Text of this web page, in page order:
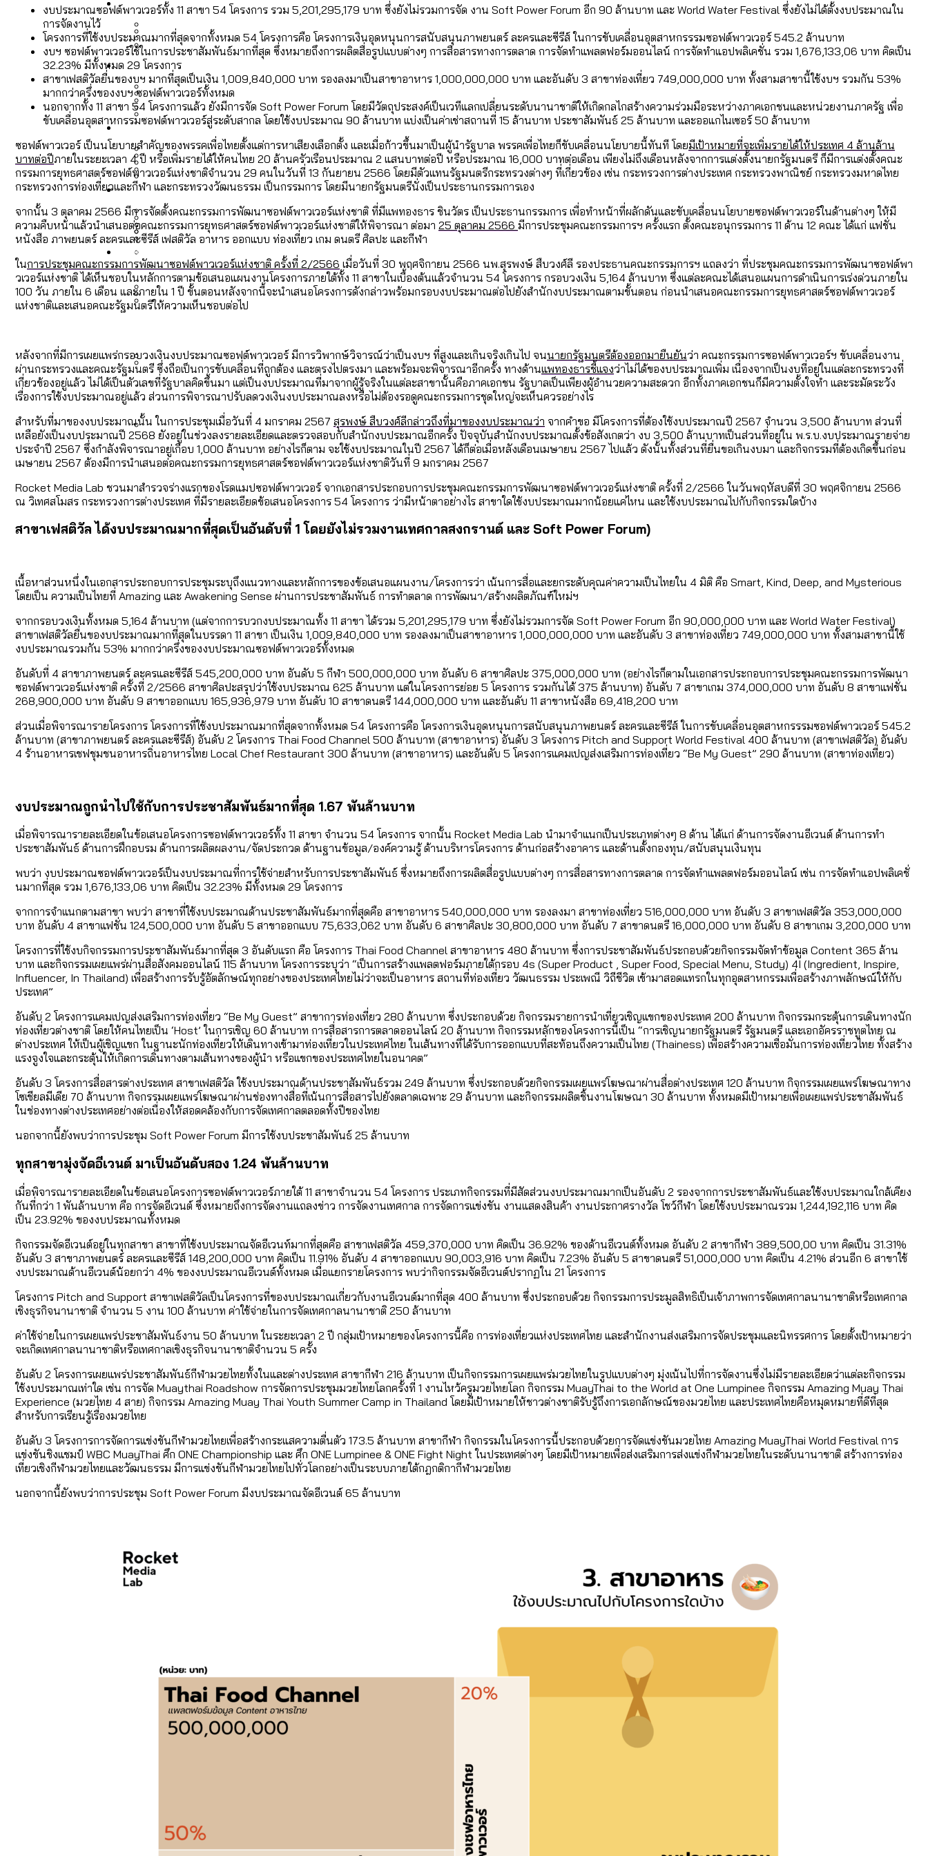
สมุดจดการบ้าน ส.ก. 2569 : แต่ละเขตมีปัญหาอะไรที่ ส.ก. ต้องทำการบ้าน
Vote62 ขอบคุณประชาชนที่ร่วมสังเกตการณ์การเลือกตั้งชวนคุยกันถึงบทเรียนที่เราได้รับจากเลือกตั้ง กรุงเทพฯ – พัทยา
กทม. มีอำนาจแค่ไหน ในการแก้ปัญหาให้คนที่อาศัยอยู่ในกรุงเทพฯ
ขยะมูลฝอย 2568 [ข้อมูลดิบ]
ขยะของคน กทม. ที่ยังถูกนำไปทิ้งที่ ฉะเชิงเทรา นครปฐม และล่าสุดที่กาญจนบุรี
งบระบายน้ำ-ป้องกันน้ำท่วม 4 ปี (2566-2569) ของ กทม. ในยุคชัชชาติ ลงเขตไหน ทำอะไรบ้าง
สำรวจ Hate Speech ที่ถูกผลิตซ้ำผ่านวิดีโอ AI ในช่วงความขัดแย้งไทย-กัมพูชา [ข้อมูลดิบ]
ความเกลียดชังที่ขายได้ : สำรวจ Hate Speech ที่ถูกผลิตซ้ำผ่านวิดีโอ AI ในช่วงความขัดแย้งไทย-กัมพูชา
กรุงเทพฯ เมืองคอนเสิร์ต : สำรวจคอนเสิร์ตและแฟนมีตติ้งในไทยจำนวน 526 งาน ตั้งแต่ปี 2023-2024
ปีนกำแพงส่องซีรีส์จีน: จีนส่งออกภาพลักษณ์แบบไหนสู่สายตาโลก
เมกะโปรเจ็กต์ของ กทม. ในช่วงที่มีการใช้งบคาบเกี่ยวในยุคชัชชาติ มีอะไร ใช้งบแค่ไหน
ค่าฝุ่นในกรุงเทพฯ 2025 เทียบกับจำนวนควันบุหรี่ที่เข้าปอด [ข้อมูลดิบ]
สำรวจเศรษฐกิจในกรุงเทพฯ ผ่าน Bangkok Index 2025
สำรวจงบประมาณรายเขตในกรุงเทพฯ ผ่าน Bangkok Index 2025
Future
สังคมผู้สูงอายุไทย [ข้อมูลดิบ]
สำรวจสังคมผู้สูงอายุไทย : 6 จังหวัดเป็นสังคมสูงวัยระดับสุดยอด และ 64 จังหวัดที่ตายมากกว่าเกิด
กรุงเทพฯ เมืองสังคมผู้สูงอายุ [ข้อมูลดิบ]
Bangkok Index 2025 : อันดับความน่าอยู่ของ 50 เขตในกรุงเทพฯ
Database
สังคมผู้สูงอายุไทย [ข้อมูลดิบ]
สำรวจเหตุไฟไหม้ในกรุงเทพฯ 2568 [ข้อมูลดิบ]
กรุงเทพฯ เมืองสังคมผู้สูงอายุ [ข้อมูลดิบ]
สวนสาธารณะและพื้นที่สีเขียวใน กทม. [ข้อมูลดิบ]
Project
Bangkok Index
Bangkok Index 2022
About Us
งบประมาณซอฟต์พาวเวอร์ทั้ง 11 สาขา 54 โครงการ รวม 5,201,295,179 บาท ซึ่งยังไม่รวมการจัด งาน Soft Power Forum อีก 90 ล้านบาท และ World Water Festival ซึ่งยังไม่ได้ตั้งงบประมาณใน
การจัดงานไว้
โครงการที่ใช้งบประมาณมากที่สุดจากทั้งหมด 54 โครงการคือ โครงการเงินอุดหนุนการสนับสนุนภาพยนตร์ ละครและซีรีส์ ในการขับเคลื่อนอุตสาหกรรรมซอฟต์พาวเวอร์ 545.2 ล้านบาท
งบฯ ซอฟต์พาวเวอร์ใช้ในการประชาสัมพันธ์มากที่สุด ซึ่งหมายถึงการผลิตสื่อรูปแบบต่างๆ การสื่อสารทางการตลาด การจัดทำแพลตฟอร์มออนไลน์ การจัดทำแอปพลิเคชั่น รวม 1,676,133,06 บาท คิดเป็น
32.23% มีทั้งหมด 29 โครงการ
สาขาเฟสติวัลยื่นของบฯ มากที่สุดเป็นเงิน 1,009,840,000 บาท รองลงมาเป็นสาขาอาหาร 1,000,000,000 บาท และอันดับ 3 สาขาท่องเที่ยว 749,000,000 บาท ทั้งสามสาขานี้ใช้งบฯ รวมกัน 53%
มากกว่าครึ่งของงบฯ ซอฟต์พาวเวอร์ทั้งหมด
นอกจากทั้ง 11 สาขา 54 โครงการแล้ว ยังมีการจัด Soft Power Forum โดยมีวัตถุประสงค์เป็นเวทีแลกเปลี่ยนระดับนานาชาติให้เกิดกลไกสร้างความร่วมมือระหว่างภาคเอกชนและหน่วยงานภาครัฐ เพื่อ
ขับเคลื่อนอุตสาหกรรมซอฟต์พาวเวอร์สู่ระดับสากล โดยใช้งบประมาณ 90 ล้านบาท แบ่งเป็นค่าเช่าสถานที่ 15 ล้านบาท ประชาสัมพันธ์ 25 ล้านบาท และออแกไนเซอร์ 50 ล้านบาท
ซอฟต์พาวเวอร์ เป็นนโยบายสำคัญของพรรคเพื่อไทยตั้งแต่การหาเสียงเลือกตั้ง และเมื่อก้าวขึ้นมาเป็นผู้นำรัฐบาล พรรคเพื่อไทยก็ขับเคลื่อนนโยบายนี้ทันที โดยมีเป้าหมายที่จะเพิ่มรายได้ให้ประเทศ 4 ล้านล้าน
บาทต่อปีภายในระยะเวลา 4 ปี หรือเพิ่มรายได้ให้คนไทย 20 ล้านครัวเรือนประมาณ 2 แสนบาทต่อปี หรือประมาณ 16,000 บาทต่อเดือน เพียงไม่ถึงเดือนหลังจากการแต่งตั้งนายกรัฐมนตรี ก็มีการแต่งตั้งคณะ
กรรมการยุทธศาสตร์ซอฟต์พาวเวอร์แห่งชาติจำนวน 29 คนในวันที่ 13 กันยายน 2566 โดยมีตัวแทนรัฐมนตรีกระทรวงต่างๆ ที่เกี่ยวข้อง เช่น กระทรวงการต่างประเทศ กระทรวงพาณิชย์ กระทรวงมหาดไทย
กระทรวงการท่องเที่ยวและกีฬา และกระทรวงวัฒนธรรม เป็นกรรมการ โดยมีนายกรัฐมนตรีนั่งเป็นประธานกรรมการเอง
จากนั้น 3 ตุลาคม 2566 มีการจัดตั้งคณะกรรมการพัฒนาซอฟต์พาวเวอร์แห่งชาติ ที่มีแพทองธาร ชินวัตร เป็นประธานกรรมการ เพื่อทำหน้าที่ผลักดันและขับเคลื่อนนโยบายซอฟต์พาวเวอร์ในด้านต่างๆ ให้มี
ความคืบหน้าแล้วนำเสนอต่อคณะกรรมการยุทธศาสตร์ซอฟต์พาวเวอร์แห่งชาติให้พิจารณา ต่อมา 25 ตุลาคม 2566 มีการประชุมคณะกรรมการฯ ครั้งแรก ตั้งคณะอนุกรรมการ 11 ด้าน 12 คณะ ได้แก่ แฟชั่น
หนังสือ ภาพยนตร์ ละครและซีรีส์ เฟสติวัล อาหาร ออกแบบ ท่องเที่ยว เกม ดนตรี ศิลปะ และกีฬา
ในการประชุมคณะกรรมการพัฒนาซอฟต์พาวเวอร์แห่งชาติ ครั้งที่ 2/2566 เมื่อวันที่ 30 พฤศจิกายน 2566 นพ.สุรพงษ์ สืบวงศ์ลี รองประธานคณะกรรมการฯ แถลงว่า ที่ประชุมคณะกรรมการพัฒนาซอฟต์พา
วเวอร์แห่งชาติ ได้เห็นชอบในหลักการตามข้อเสนอแผนงานโครงการภายใต้ทั้ง 11 สาขาในเบื้องต้นแล้วจำนวน 54 โครงการ กรอบวงเงิน 5,164 ล้านบาท ซึ่งแต่ละคณะได้เสนอแผนการดำเนินการเร่งด่วนภายใน
100 วัน ภายใน 6 เดือน และภายใน 1 ปี ขั้นตอนหลังจากนี้จะนำเสนอโครงการดังกล่าวพร้อมกรอบงบประมาณต่อไปยังสำนักงบประมาณตามขั้นตอน ก่อนนำเสนอคณะกรรมการยุทธศาสตร์ซอฟต์พาวเวอร์
แห่งชาติและเสนอคณะรัฐมนตรีให้ความเห็นชอบต่อไป
หลังจากที่มีการเผยแพร่กรอบวงเงินงบประมาณซอฟต์พาวเวอร์ มีการวิพากษ์วิจารณ์ว่าเป็นงบฯ ที่สูงและเกินจริงเกินไป จนนายกรัฐมนตรีต้องออกมายืนยันว่า คณะกรรมการซอฟต์พาวเวอร์ฯ ขับเคลื่อนงาน
ผ่านกระทรวงและคณะรัฐมนตรี ซึ่งถือเป็นการขับเคลื่อนที่ถูกต้อง และตรงไปตรงมา และพร้อมจะพิจารณาอีกครั้ง ทางด้านแพทองธารชี้แจงว่าไม่ได้ของบประมาณเพิ่ม เนื่องจากเป็นงบที่อยู่ในแต่ละกระทรวงที่
เกี่ยวข้องอยู่แล้ว ไม่ได้เป็นตัวเลขที่รัฐบาลคิดขึ้นมา แต่เป็นงบประมาณที่มาจากผู้รู้จริงในแต่ละสาขานั้นคือภาคเอกชน รัฐบาลเป็นเพียงผู้อำนวยความสะดวก อีกทั้งภาคเอกชนก็มีความตั้งใจทำ และระมัดระวัง
เรื่องการใช้งบประมาณอยู่แล้ว ส่วนการพิจารณาปรับลดวงเงินงบประมาณลงหรือไม่ต้องรอดูคณะกรรมการชุดใหญ่จะเห็นควรอย่างไร
สำหรับที่มาของงบประมาณนั้น ในการประชุมเมื่อวันที่ 4 มกราคม 2567 สุรพงษ์ สืบวงศ์ลีกล่าวถึงที่มาของงบประมาณว่า จากคำขอ มีโครงการที่ต้องใช้งบประมาณปี 2567 จำนวน 3,500 ล้านบาท ส่วนที่
เหลือยังเป็นงบประมาณปี 2568 ยังอยู่ในช่วงลงรายละเอียดและตรวจสอบกับสำนักงบประมาณอีกครั้ง ปัจจุบันสำนักงบประมาณตั้งข้อสังเกตว่า งบ 3,500 ล้านบาทเป็นส่วนที่อยู่ใน พ.ร.บ.งบประมาณรายจ่าย
ประจำปี 2567 ซึ่งกำลังพิจารณาอยู่เกือบ 1,000 ล้านบาท อย่างไรก็ตาม จะใช้งบประมาณในปี 2567 ได้ก็ต่อเมื่อหลังเดือนเมษายน 2567 ไปแล้ว ดังนั้นทั้งส่วนที่ยื่นขอเกินงบมา และกิจกรรมที่ต้องเกิดขึ้นก่อน
เมษายน 2567 ต้องมีการนำเสนอต่อคณะกรรมการยุทธศาสตร์ซอฟต์พาวเวอร์แห่งชาติวันที่ 9 มกราคม 2567
Rocket Media Lab ชวนมาสำรวจร่างแรกของโรดแมปซอฟต์พาวเวอร์ จากเอกสารประกอบการประชุมคณะกรรมการพัฒนาซอฟต์พาวเวอร์แห่งชาติ ครั้งที่ 2/2566 ในวันพฤหัสบดีที่ 30 พฤศจิกายน 2566
ณ วิเทศสโมสร กระทรวงการต่างประเทศ ที่มีรายละเอียดข้อเสนอโครงการ 54 โครงการ ว่ามีหน้าตาอย่างไร สาขาใดใช้งบประมาณมากน้อยแค่ไหน และใช้งบประมาณไปกับกิจกรรมใดบ้าง
สาขาเฟสติวัล ได้งบประมาณมากที่สุดเป็นอันดับที่ 1 โดยยังไม่รวมงานเทศกาลสงกรานต์ และ Soft Power Forum)
เนื้อหาส่วนหนึ่งในเอกสารประกอบการประชุมระบุถึงแนวทางและหลักการของข้อเสนอแผนงาน/โครงการว่า เน้นการสื่อและยกระดับคุณค่าความเป็นไทยใน 4 มิติ คือ Smart, Kind, Deep, and Mysterious
โดยเป็น ความเป็นไทยที่ Amazing และ Awakening Sense ผ่านการประชาสัมพันธ์ การทำตลาด การพัฒนา/สร้างผลิตภัณฑ์ใหม่ฯ
จากกรอบวงเงินทั้งหมด 5,164 ล้านบาท (แต่จากการบวกงบประมาณทั้ง 11 สาขา ได้รวม 5,201,295,179 บาท ซึ่งยังไม่รวมการจัด Soft Power Forum อีก 90,000,000 บาท และ World Water Festival)
สาขาเฟสติวัลยื่นของบประมาณมากที่สุดในบรรดา 11 สาขา เป็นเงิน 1,009,840,000 บาท รองลงมาเป็นสาขาอาหาร 1,000,000,000 บาท และอันดับ 3 สาขาท่องเที่ยว 749,000,000 บาท ทั้งสามสาขานี้ใช้
งบประมาณรวมกัน 53% มากกว่าครึ่งของงบประมาณซอฟต์พาวเวอร์ทั้งหมด
อันดับที่ 4 สาขาภาพยนตร์ ละครและซีรีส์ 545,200,000 บาท อันดับ 5 กีฬา 500,000,000 บาท อันดับ 6 สาขาศิลปะ 375,000,000 บาท (อย่างไรก็ตามในเอกสารประกอบการประชุมคณะกรรมการพัฒนา
ซอฟต์พาวเวอร์แห่งชาติ ครั้งที่ 2/2566 สาขาศิลปะสรุปว่าใช้งบประมาณ 625 ล้านบาท แต่ในโครงการย่อย 5 โครงการ รวมกันได้ 375 ล้านบาท) อันดับ 7 สาขาเกม 374,000,000 บาท อันดับ 8 สาขาแฟชั่น
268,900,000 บาท อันดับ 9 สาขาออกแบบ 165,936,979 บาท อันดับ 10 สาขาดนตรี 144,000,000 บาท และอันดับ 11 สาขาหนังสือ 69,418,200 บาท
ส่วนเมื่อพิจารณารายโครงการ โครงการที่ใช้งบประมาณมากที่สุดจากทั้งหมด 54 โครงการคือ โครงการเงินอุดหนุนการสนับสนุนภาพยนตร์ ละครและซีรีส์ ในการขับเคลื่อนอุตสาหกรรรมซอฟต์พาวเวอร์ 545.2
ล้านบาท (สาขาภาพยนตร์ ละครและซีรีส์) อันดับ 2 โครงการ Thai Food Channel 500 ล้านบาท (สาขาอาหาร) อันดับ 3 โครงการ Pitch and Support World Festival 400 ล้านบาท (สาขาเฟสติวัล) อันดับ
4 ร้านอาหารเชฟชุมชนอาหารถิ่นอาหารไทย Local Chef Restaurant 300 ล้านบาท (สาขาอาหาร) และอันดับ 5 โครงการแคมเปญส่งเสริมการท่องเที่ยว “Be My Guest” 290 ล้านบาท (สาขาท่องเที่ยว)
งบประมาณถูกนำไปใช้กับการประชาสัมพันธ์มากที่สุด 1.67 พันล้านบาท
เมื่อพิจารณารายละเอียดในข้อเสนอโครงการซอฟต์พาวเวอร์ทั้ง 11 สาขา จำนวน 54 โครงการ จากนั้น Rocket Media Lab นำมาจำแนกเป็นประเภทต่างๆ 8 ด้าน ได้แก่ ด้านการจัดงานอีเวนต์ ด้านการทำ
ประชาสัมพันธ์ ด้านการฝึกอบรม ด้านการผลิตผลงาน/จัดประกวด ด้านฐานข้อมูล/องค์ความรู้ ด้านบริหารโครงการ ด้านก่อสร้างอาคาร และด้านตั้งกองทุน/สนับสนุนเงินทุน
พบว่า งบประมาณซอฟต์พาวเวอร์เป็นงบประมาณที่การใช้จ่ายสำหรับการประชาสัมพันธ์ ซึ่งหมายถึงการผลิตสื่อรูปแบบต่างๆ การสื่อสารทางการตลาด การจัดทำแพลตฟอร์มออนไลน์ เช่น การจัดทำแอปพลิเคชั่
นมากที่สุด รวม 1,676,133,06 บาท คิดเป็น 32.23% มีทั้งหมด 29 โครงการ
จากการจำแนกตามสาขา พบว่า สาขาที่ใช้งบประมาณด้านประชาสัมพันธ์มากที่สุดคือ สาขาอาหาร 540,000,000 บาท รองลงมา สาขาท่องเที่ยว 516,000,000 บาท อันดับ 3 สาขาเฟสติวัล 353,000,000
บาท อันดับ 4 สาขาแฟชั่น 124,500,000 บาท อันดับ 5 สาขาออกแบบ 75,633,062 บาท อันดับ 6 สาขาศิลปะ 30,800,000 บาท อันดับ 7 สาขาดนตรี 16,000,000 บาท อันดับ 8 สาขาเกม 3,200,000 บาท
โครงการที่ใช้งบกิจกรรมการประชาสัมพันธ์มากที่สุด 3 อันดับแรก คือ โครงการ Thai Food Channel สาขาอาหาร 480 ล้านบาท ซึ่งการประชาสัมพันธ์ประกอบด้วยกิจกรรมจัดทำข้อมูล Content 365 ล้าน
บาท และกิจกรรมเผยแพร่ผ่านสื่อสังคมออนไลน์ 115 ล้านบาท โครงการระบุว่า “เป็นการสร้างแพลตฟอร์มภายใต้กรอบ 4s (Super Product , Super Food, Special Menu, Study) 4I (Ingredient, Inspire,
Influencer, In Thailand) เพื่อสร้างการรับรู้อัตลักษณ์ทุกอย่างของประเทศไทยไม่ว่าจะเป็นอาหาร สถานที่ท่องเที่ยว วัฒนธรรม ประเพณี วิถีชีวิต เข้ามาสอดแทรกในทุกอุตสาหกรรมเพื่อสร้างภาพลักษณ์ให้กับ
ประเทศ”
อันดับ 2 โครงการแคมเปญส่งเสริมการท่องเที่ยว “Be My Guest” สาขาการท่องเที่ยว 280 ล้านบาท ซึ่งประกอบด้วย กิจกรรมรายการนำเที่ยวเชิญแขกของประเทศ 200 ล้านบาท กิจกรรมกระตุ้นการเดินทางนัก
ท่องเที่ยวต่างชาติ โดยให้คนไทยเป็น ‘Host’ ในการเชิญ 60 ล้านบาท การสื่อสารการตลาดออนไลน์ 20 ล้านบาท กิจกรรมหลักของโครงการนี้เป็น “การเชิญนายกรัฐมนตรี รัฐมนตรี และเอกอัครราชทูตไทย ณ
ต่างประเทศ ให้เป็นผู้เชิญแขก ในฐานะนักท่องเที่ยวให้เดินทางเข้ามาท่องเที่ยวในประเทศไทย ในเส้นทางที่ได้รับการออกแบบที่สะท้อนถึงความเป็นไทย (Thainess) เพื่อสร้างความเชื่อมั่นการท่องเที่ยวไทย ทั้งสร้าง
แรงจูงใจและกระตุ้นให้เกิดการเดินทางตามเส้นทางของผู้นำ หรือแขกของประเทศไทยในอนาคต”
อันดับ 3 โครงการสื่อสารต่างประเทศ สาขาเฟสติวัล ใช้งบประมาณด้านประชาสัมพันธ์รวม 249 ล้านบาท ซึ่งประกอบด้วยกิจกรรมเผยแพร่โฆษณาผ่านสื่อต่างประเทศ 120 ล้านบาท กิจกรรมเผยแพร่โฆษณาทาง
โซเชียลมีเดีย 70 ล้านบาท กิจกรรมเผยแพร่โฆษณาผ่านช่องทางสื่อที่เน้นการสื่อสารไปยังตลาดเฉพาะ 29 ล้านบาท และกิจกรรมผลิตชิ้นงานโฆษณา 30 ล้านบาท ทั้งหมดมีเป้าหมายเพื่อเผยแพร่ประชาสัมพันธ์
ในช่องทางต่างประเทศอย่างต่อเนื่องให้สอดคล้องกับการจัดเทศกาลตลอดทั้งปีของไทย
นอกจากนี้ยังพบว่าการประชุม Soft Power Forum มีการใช้งบประชาสัมพันธ์ 25 ล้านบาท
ทุกสาขามุ่งจัดอีเวนต์ มาเป็นอันดับสอง 1.24 พันล้านบาท
เมื่อพิจารณารายละเอียดในข้อเสนอโครงการซอฟต์พาวเวอร์ภายใต้ 11 สาขาจำนวน 54 โครงการ ประเภทกิจกรรมที่มีสัดส่วนงบประมาณมากเป็นอันดับ 2 รองจากการประชาสัมพันธ์และใช้งบประมาณใกล้เคียง
กันที่กว่า 1 พันล้านบาท คือ การจัดอีเวนต์ ซึ่งหมายถึงการจัดงานแถลงข่าว การจัดงานเทศกาล การจัดการแข่งขัน งานแสดงสินค้า งานประกาศรางวัล โชว์กีฬา โดยใช้งบประมาณรวม 1,244,192,116 บาท คิด
เป็น 23.92% ของงบประมาณทั้งหมด
กิจกรรมจัดอีเวนต์อยู่ในทุกสาขา สาขาที่ใช้งบประมาณจัดอีเวนท์มากที่สุดคือ สาขาเฟสติวัล 459,370,000 บาท คิดเป็น 36.92% ของด้านอีเวนต์ทั้งหมด อันดับ 2 สาขากีฬา 389,500,00 บาท คิดเป็น 31.31%
อันดับ 3 สาขาภาพยนตร์ ละครและซีรีส์ 148,200,000 บาท คิดเป็น 11.91% อันดับ 4 สาขาออกแบบ 90,003,916 บาท คิดเป็น 7.23% อันดับ 5 สาขาดนตรี 51,000,000 บาท คิดเป็น 4.21% ส่วนอีก 6 สาขาใช้
งบประมาณด้านอีเวนต์น้อยกว่า 4% ของงบประมาณอีเวนต์ทั้งหมด เมื่อแยกรายโครงการ พบว่ากิจกรรมจัดอีเวนต์ปรากฏใน 21 โครงการ
โครงการ Pitch and Support สาขาเฟสติวัลเป็นโครงการที่ของบประมาณเกี่ยวกับงานอีเวนต์มากที่สุด 400 ล้านบาท ซึ่งประกอบด้วย กิจกรรมการประมูลสิทธิเป็นเจ้าภาพการจัดเทศกาลนานาชาติหรือเทศกาล
เชิงธุรกิจนานาชาติ จำนวน 5 งาน 100 ล้านบาท ค่าใช้จ่ายในการจัดเทศกาลนานาชาติ 250 ล้านบาท
ค่าใช้จ่ายในการเผยแพร่ประชาสัมพันธ์งาน 50 ล้านบาท ในระยะเวลา 2 ปี กลุ่มเป้าหมายของโครงการนี้คือ การท่องเที่ยวแห่งประเทศไทย และสำนักงานส่งเสริมการจัดประชุมและนิทรรศการ โดยตั้งเป้าหมายว่า
จะเกิดเทศกาลนานาชาติหรือเทศกาลเชิงธุรกิจนานาชาติจำนวน 5 ครั้ง
อันดับ 2 โครงการเผยแพร่ประชาสัมพันธ์กีฬามวยไทยทั้งในและต่างประเทศ สาขากีฬา 216 ล้านบาท เป็นกิจกรรมการเผยแพร่มวยไทยในรูปแบบต่างๆ มุ่งเน้นไปที่การจัดงานซึ่งไม่มีรายละเอียดว่าแต่ละกิจกรรม
ใช้งบประมาณเท่าใด เช่น การจัด Muaythai Roadshow การจัดการประชุมมวยไทยโลกครั้งที่ 1 งานไหว้ครูมวยไทยโลก กิจกรรม MuayThai to the World at One Lumpinee กิจกรรม Amazing Muay Thai
Experience (มวยไทย 4 สาย) กิจกรรม Amazing Muay Thai Youth Summer Camp in Thailand โดยมีเป้าหมายให้ชาวต่างชาติรับรู้ถึงการเอกลักษณ์ของมวยไทย และประเทศไทยคือหมุดหมายที่ดีที่สุด
สำหรับการเรียนรู้เรื่องมวยไทย
อันดับ 3 โครงการการจัดการแข่งขันกีฬามวยไทยเพื่อสร้างกระแสความตื่นตัว 173.5 ล้านบาท สาขากีฬา กิจกรรมในโครงการนี้ประกอบด้วยการจัดแข่งขันมวยไทย Amazing MuayThai World Festival การ
แข่งขันชิงแชมป์ WBC MuayThai ศึก ONE Championship และ ศึก ONE Lumpinee & ONE Fight Night ในประเทศต่างๆ โดยมีเป้าหมายเพื่อส่งเสริมการส่งแข่งกีฬามวยไทยในระดับนานาชาติ สร้างการท่อง
เที่ยวเชิงกีฬามวยไทยและวัฒนธรรม มีการแข่งขันกีฬามวยไทยไปทั่วโลกอย่างเป็นระบบภายใต้กฎกติกากีฬามวยไทย
นอกจากนี้ยังพบว่าการประชุม Soft Power Forum มีงบประมาณจัดอีเวนต์ 65 ล้านบาท